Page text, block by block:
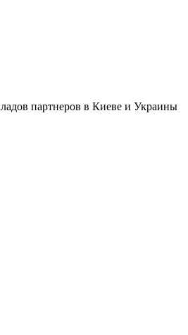
партнеров в Киеве и Украины